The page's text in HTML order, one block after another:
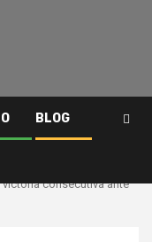
BLOG
consecutiva ante